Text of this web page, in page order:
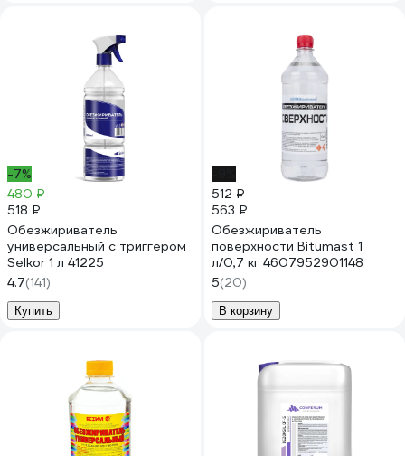
-7%
480 ₽
518 ₽
Обезжириватель
универсальный с триггером
Selkor 1 л 41225
4.7(141)
Купить
512 ₽
563 ₽
Обезжириватель
поверхности Bitumast 1
л/0,7 кг 4607952901148
5(20)
В корзину